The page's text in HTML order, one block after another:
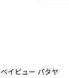
イビュー パタヤ